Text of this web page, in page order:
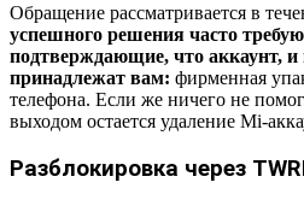
Обращение рассматривается в
успешного решения часто
подтверждающие, что аккаунт, и
принадлежат вам: фирменная
телефона. Если же ничего не
выходом остается удаление Mi-
Разблокировка через